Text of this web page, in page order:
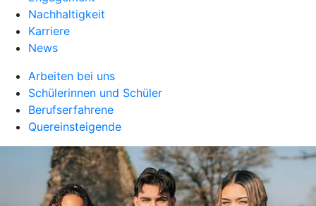
Nachhaltigkeit
Karriere
News
Arbeiten bei uns
Schülerinnen und Schüler
Berufserfahrene
Quereinsteigende